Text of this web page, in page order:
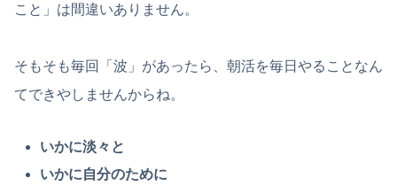
こと」は間違いありません。
そもそも毎回「波」があったら、朝活を毎日やることなん
てできやしませんからね。
いかに淡々と
いかに自分のために